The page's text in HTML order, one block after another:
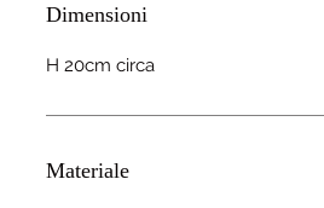
Dimensioni
H 20cm circa
Materiale